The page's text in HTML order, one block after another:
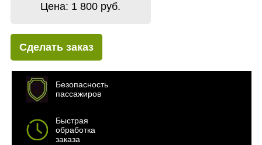
Цена: 1 800 руб.
Сделать заказ
Безопасность
пассажиров
Быстрая
обработка
заказа